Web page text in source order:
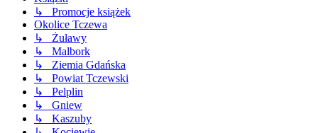
↳ Promocje książek
Okolice Tczewa
↳ Żuławy
↳ Malbork
↳ Ziemia Gdańska
↳ Powiat Tczewski
↳ Pelplin
↳ Gniew
↳ Kaszuby